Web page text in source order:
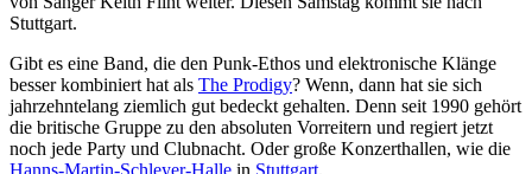
Stuttgart.
Gibt es eine Band, die den Punk-Ethos und elektronische Klänge
besser kombiniert hat als The Prodigy? Wenn, dann hat sie sich
jahrzehntelang ziemlich gut bedeckt gehalten. Denn seit 1990 gehört
die britische Gruppe zu den absoluten Vorreitern und regiert jetzt
noch jede Party und Clubnacht. Oder große Konzerthallen, wie die
Hanns-Martin-Schleyer-Halle in Stuttgart.